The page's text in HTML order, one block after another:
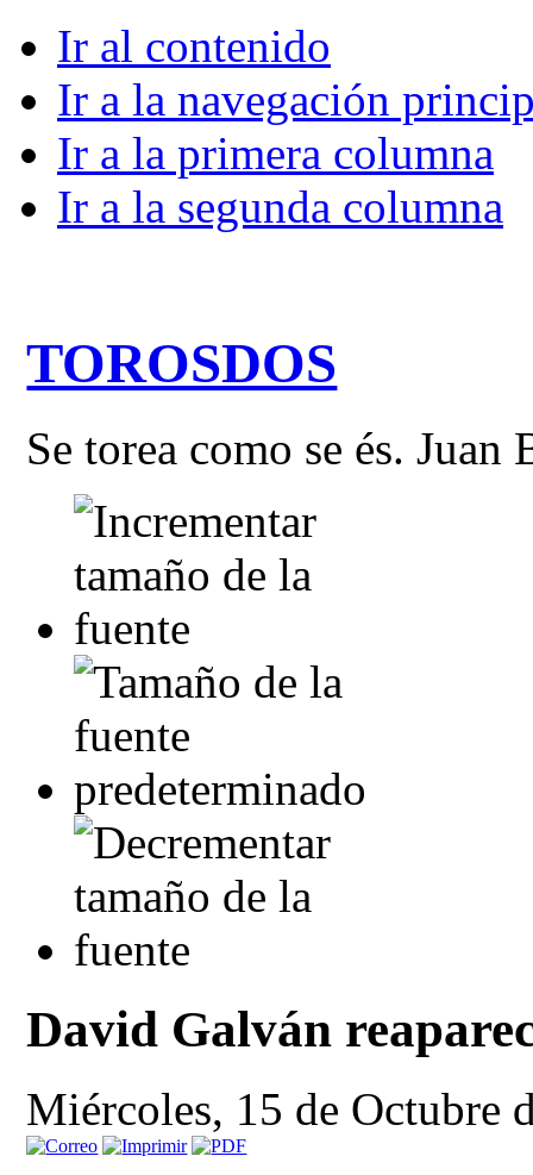
Ir al contenido
Ir a la navegación
Ir a la primera columna
Ir a la segunda columna
TOROSDOS
Se torea como se és. Juan
David Galván
Miércoles, 15 de Octubre